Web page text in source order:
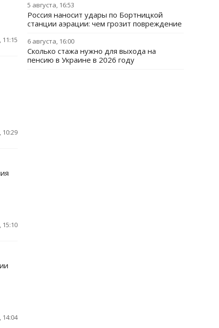
11:15
10:29
15:10
14:04
5 августа, 16:53
Россия наносит удары по Бортницкой
станции аэрации: чем грозит повреждение
6 августа, 16:00
Сколько стажа нужно для выхода на
пенсию в Украине в 2026 году